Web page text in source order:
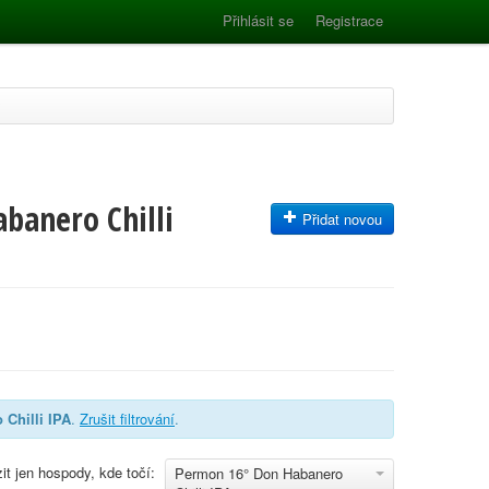
Přihlásit se Registrace
Chilli Přidat novou
Chilli IPA. Zrušit filtrování.
Permon 16° Don Habanero
jen hospody, kde točí: